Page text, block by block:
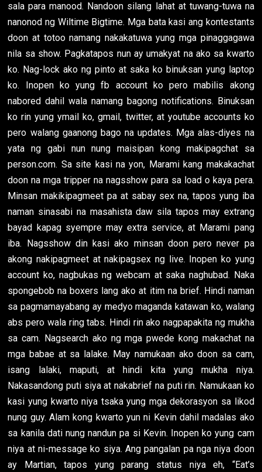
sala para manood. Nandoon silang lahat at tuwang-tuwa na
nanonod ng Wiltime Bigtime. Mga bata kasi ang kontestants
doon at totoo namang nakakatuwa yung mga pinaggagawa
nila sa show. Pagkatapos nun ay umakyat na ako sa kwarto
ko. Nag-lock ako ng pinto at saka ko binuksan yung laptop
ko. Inopen ko yung fb account ko pero mabilis akong
nabored dahil wala namang bagong notifications. Binuksan
ko rin yung ymail ko, gmail, twitter, at youtube accounts ko
pero walang gaanong bago na updates. Mga alas-diyes na
yata ng gabi nun nung maisipan kong makipagchat sa
person.com. Sa site kasi na yon, Marami kang makakachat
doon na mga tripper na nagsshow para sa load o kaya pera.
Minsan makikipagmeet pa at sabay sex na, tapos yung iba
naman sinasabi na masahista daw sila tapos may extrang
bayad kapag syempre may extra service, at Marami pang
iba. Nagsshow din kasi ako minsan doon pero never pa
akong nakipagmeet at nakipagsex ng live. Inopen ko yung
account ko, nagbukas ng webcam at saka naghubad. Naka
spongebob na boxers lang ako at itim na brief. Hindi naman
sa pagmamayabang ay medyo maganda katawan ko, walang
abs pero wala ring tabs. Hindi rin ako nagpapakita ng mukha
sa cam. Nagsearch ako ng mga pwede kong makachat na
mga babae at sa lalake. May namukaan ako doon sa cam,
isang lalaki, maputi, at hindi kita yung mukha niya.
Nakasandong puti siya at nakabrief na puti rin. Namukaan ko
kasi yung kwarto niya tsaka yung mga dekorasyon sa likod
nung guy. Alam kong kwarto yun ni Kevin dahil madalas ako
sa kanila dati nung nandun pa si Kevin. Inopen ko yung cam
niya at ni-message ko siya. Ang pangalan pa nga niya doon
ay Martian, tapos yung parang status niya eh, “Eat’s